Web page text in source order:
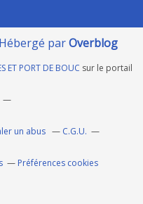
parOverblog
ET PORT DE BOUC sur le portail
un abus C.G.U.
Préférences cookies